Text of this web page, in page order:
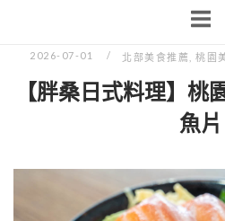
2026-07-01 北部美食推薦 ,桃園
【胖桑日式料理】桃
魚片